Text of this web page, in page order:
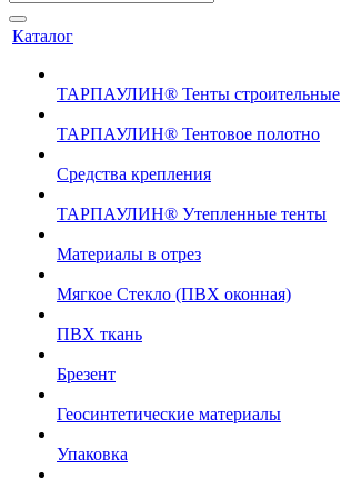
Каталог
ТАРПАУЛИН® Тенты строительные
ТАРПАУЛИН® Тентовое полотно
Средства крепления
ТАРПАУЛИН® Утепленные тенты
Материалы в отрез
Мягкое Стекло (ПВХ оконная)
ПВХ ткань
Брезент
Геосинтетические материалы
Упаковка